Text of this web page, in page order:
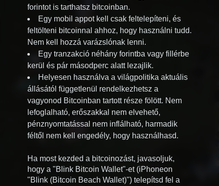
forintot is tarthatsz bitcoinban.
Egy mobil appot kell csak feltelepíteni, és
feltölteni bitcoinnal ahhoz, hogy használni tudd.
Nem kell hozzá varázslónak lenni.
Egy tranzakció néhány forintba vagy fillérbe
kerül és pár másodperc alatt lezajlik.
Helyesen használva a világpolitika aktuális
állásától függetlenül rendelkezhetsz a
vagyonod Bitcoinban tartott része fölött. Nem
lefoglalható, erőszakkal nem elvehető,
pénznyomtatással nem inflálható, harmadik
féltől nem kell engedély, hogy használhasd.
Ha most kezded a bitcoinozást, javasoljuk,
hogy a "Blink Bitcoin Wallet"-et (iPhoneon
"Blink (Bitcoin Beach Wallet)") telepítsd fel a